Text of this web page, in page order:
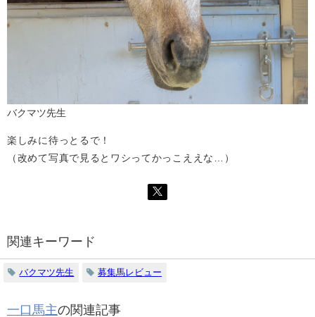
バクマツ先生
楽しみに待っとるで！
（改めて写真で見るとワシってかっこええな…）
関連キーワード
バクマツ先生 募集馬レビュー
一口馬主の関連記事